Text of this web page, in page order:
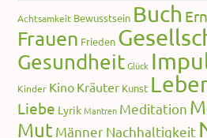
Achtsamkeit Bewusstsein Buch
Frauen Frieden
Gesundheit Glück
Kinder Kino Kräuter Kunst
Liebe Lyrik Mantren Meditation
Mut MännerNachhaltigkeit